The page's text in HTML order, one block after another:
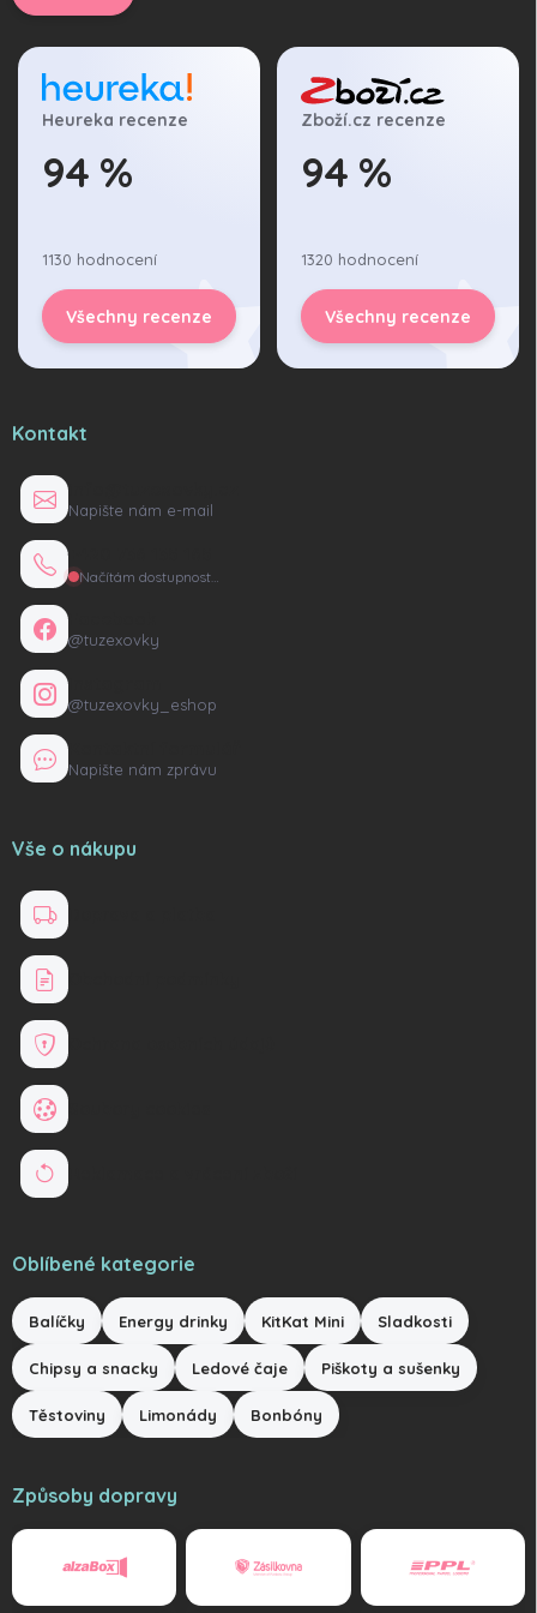
Heureka recenze
94 %
1130 hodnocení
Všechny recenze
Zboží.cz recenze
94 %
1320 hodnocení
Všechny recenze
Kontakt
Napište nám e-mail
Načítám dostupnost…
@tuzexovky
@tuzexovky_eshop
Napište nám zprávu
Vše o nákupu
Oblíbené kategorie
Balíčky Energy drinky KitKat Mini Sladkosti
Chipsy a snacky Ledové čaje Piškoty a sušenky
Těstoviny Limonády Bonbóny
Způsoby dopravy